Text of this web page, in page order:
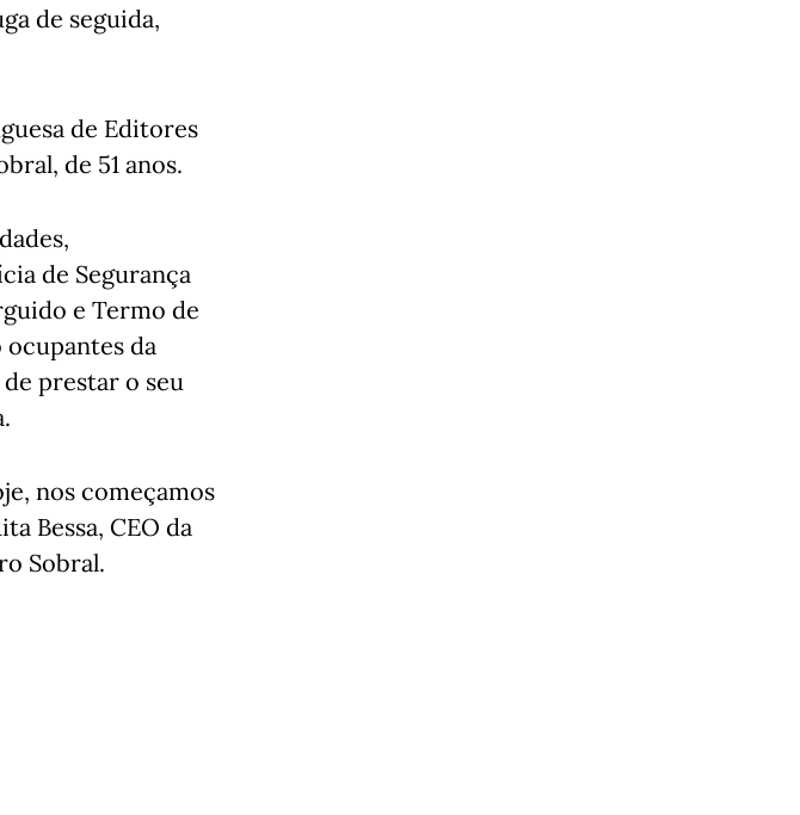
de seguida,
de Editores
de 51 anos.
de Segurança
e Termo de
da
prestar o seu
nos começamos
Bessa, CEO da
Sobral.